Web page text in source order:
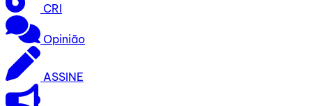
CRI
Opinião
ASSINE